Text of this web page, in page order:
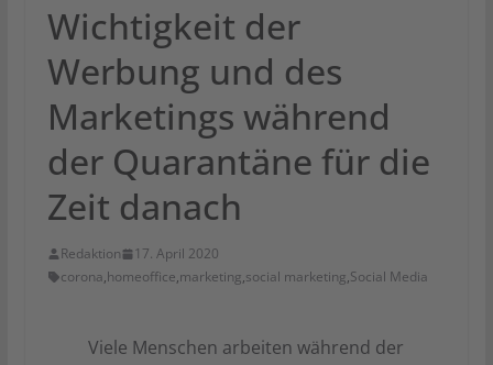
Wichtigkeit der
Werbung und des
Marketings während
der Quarantäne für die
Zeit danach
Redaktion
17. April 2020
corona,homeoffice,marketing,social marketing,Social Media
Viele Menschen arbeiten während der